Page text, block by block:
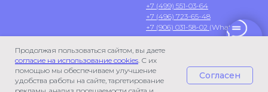
Продолжая пользоваться сайтом, вы даете
согласие на использование cookies. С их
помощью мы обеспечиваем улучшение
удобства работы на сайте, таргетирование
Согласен
+7 (499) 551-03-64
+7 (496) 723-65-48
+7 (906) 031-58-02 (WhatsApp)